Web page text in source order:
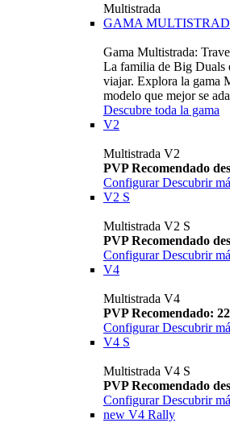
Multistrada
GAMA
Gama Multistrada:
La familia de Big Duals
viajar. Explora la gama
modelo que mejor se
Descubre toda la gama
V2
Multistrada V2
PVP Recomendado
Configurar Descubrir
V2 S
Multistrada V2 S
PVP Recomendado
Configurar Descubrir
V4
Multistrada V4
PVP Recomendado:
Configurar Descubrir
V4 S
Multistrada V4 S
PVP Recomendado
Configurar Descubrir
new V4 Rally